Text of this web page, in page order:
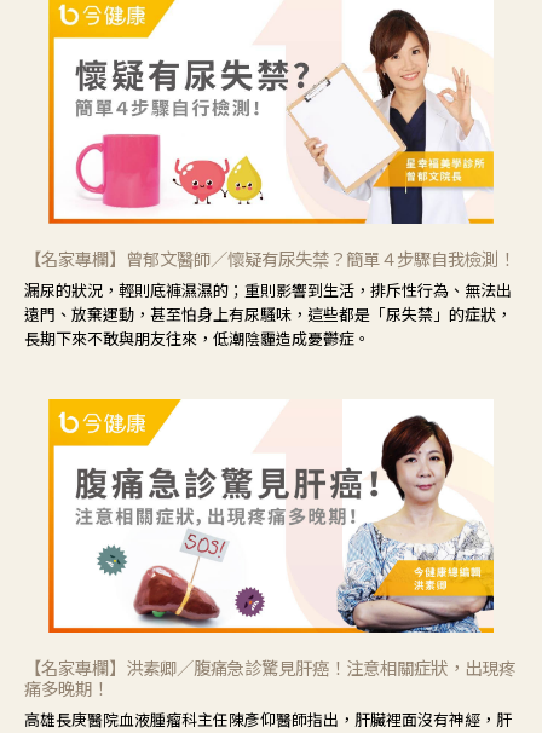
【名家專欄】曾郁文醫師／懷疑有尿失禁？簡單４步驟自我檢測！
漏尿的狀況，輕則底褲濕濕的；重則影響到生活，排斥性行為、無法出
遠門、放棄運動，甚至怕身上有尿騷味，這些都是「尿失禁」的症狀，
長期下來不敢與朋友往來，低潮陰霾造成憂鬱症。
【名家專欄】洪素卿／腹痛急診驚見肝癌！注意相關症狀，出現疼
痛多晚期！
高雄長庚醫院血液腫瘤科主任陳彥仰醫師指出，肝臟裡面沒有神經，肝